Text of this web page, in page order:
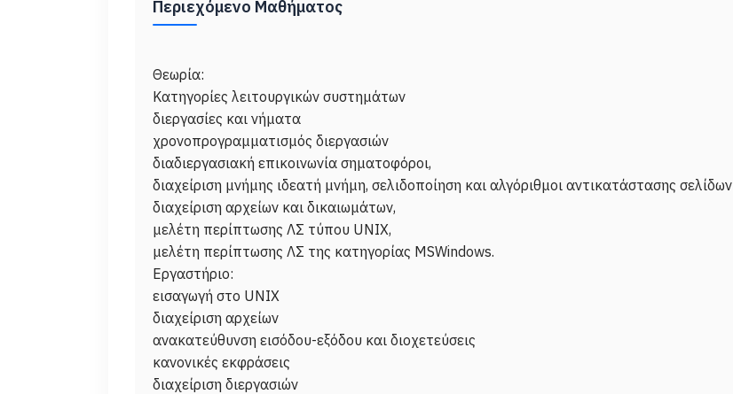
Περιεχόμενο Μαθήματος
Θεωρία:
Κατηγορίες λειτουργικών συστημάτων
διεργασίες και νήματα
χρονοπρογραμματισμός διεργασιών
διαδιεργασιακή επικοινωνία σηματοφόροι,
διαχείριση μνήμης ιδεατή μνήμη, σελιδοποίηση και αλγόριθμοι αντικατάστασης σελίδων
διαχείριση αρχείων και δικαιωμάτων,
μελέτη περίπτωσης ΛΣ τύπου UNIX,
μελέτη περίπτωσης ΛΣ της κατηγορίας MSWindows.
Εργαστήριο:
εισαγωγή στο UNIX
διαχείριση αρχείων
ανακατεύθυνση εισόδου-εξόδου και διοχετεύσεις
κανονικές εκφράσεις
διαχείριση διεργασιών